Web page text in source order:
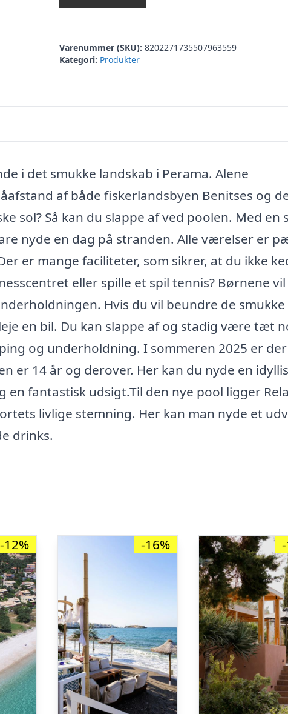
Varenummer (SKU): 8202271735507963559
Kategori: Produkter
i det smukke landskab i Perama. Alene
af både fiskerlandsbyen Benitses og
sol? Så kan du slappe af ved poolen. Med en
nyde en dag på stranden. Alle værelser er
er mange faciliteter, som sikrer, at du ikke
eller spille et spil tennis? Børnene
Hvis du vil beundre de smukke
en bil. Du kan slappe af og stadig være tæt
og underholdning. I sommeren 2025 er
er 14 år og derover. Her kan du nyde en
fantastisk udsigt.Til den nye pool ligger
livlige stemning. Her kan man nyde et
drinks.
-12% -16%